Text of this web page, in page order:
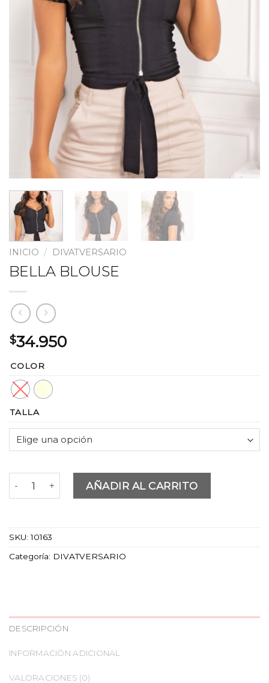
INICIO / DIVATVERSARIO
BELLA BLOUSE
$34.950
COLOR
TALLA
BELLA BLOUSE cantidad
AÑADIR AL CARRITO
SKU:10163
Categoría: DIVATVERSARIO
DESCRIPCIÓN
INFORMACIÓN ADICIONAL
VALORACIONES (0)